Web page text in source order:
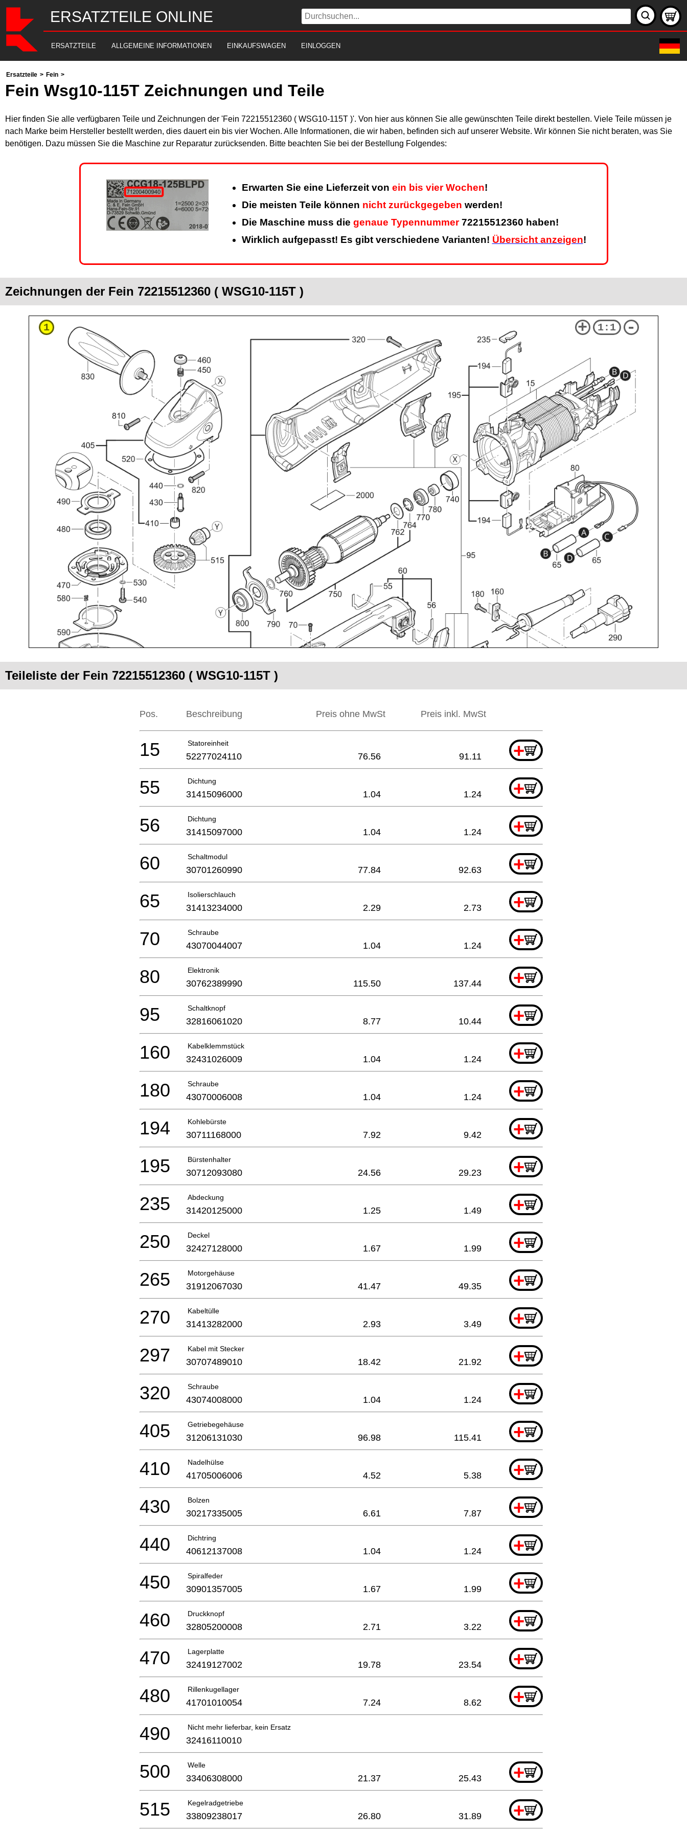
ERSATZTEILE ONLINE
ERSATZTEILE ALLGEMEINE INFORMATIONEN EINKAUFSWAGEN EINLOGGEN
Ersatzteile > Fein >
Fein Wsg10-115T Zeichnungen und Teile
Hier finden Sie alle verfügbaren Teile und Zeichnungen der 'Fein 72215512360 ( WSG10-115T )'. Von hier aus können Sie alle gewünschten Teile direkt bestellen. Viele Teile müssen je
nach Marke beim Hersteller bestellt werden, dies dauert ein bis vier Wochen. Alle Informationen, die wir haben, befinden sich auf unserer Website. Wir können Sie nicht beraten, was Sie
benötigen. Dazu müssen Sie die Maschine zur Reparatur zurücksenden. Bitte beachten Sie bei der Bestellung Folgendes:
Erwarten Sie eine Lieferzeit von ein bis vier Wochen!
Die meisten Teile können nicht zurückgegeben werden!
Die Maschine muss die genaue Typennummer72215512360 haben!
Wirklich aufgepasst! Es gibt verschiedene Varianten! Übersicht anzeigen!
Zeichnungen der Fein 72215512360 ( WSG10-115T )
1 + 1:1 -
Teileliste der Fein 72215512360 ( WSG10-115T )
Pos. Beschreibung Preis ohne MwSt Preis inkl. MwSt
Statoreinheit +
15 52277024110 76.56 91.11
Dichtung +
55 31415096000 1.04 1.24
Dichtung +
56 31415097000 1.04 1.24
Schaltmodul +
60 30701260990 77.84 92.63
Isolierschlauch +
65 31413234000 2.29 2.73
Schraube +
70 43070044007 1.04 1.24
Elektronik +
80 30762389990 115.50 137.44
Schaltknopf +
95 32816061020 8.77 10.44
Kabelklemmstück +
160 32431026009 1.04 1.24
Schraube +
180 43070006008 1.04 1.24
Kohlebürste +
194 30711168000 7.92 9.42
Bürstenhalter +
195 30712093080 24.56 29.23
Abdeckung +
235 31420125000 1.25 1.49
Deckel +
250 32427128000 1.67 1.99
Motorgehäuse +
265 31912067030 41.47 49.35
Kabeltülle +
270 31413282000 2.93 3.49
Kabel mit Stecker +
297 30707489010 18.42 21.92
Schraube +
320 43074008000 1.04 1.24
Getriebegehäuse +
405 31206131030 96.98 115.41
Nadelhülse +
410 41705006006 4.52 5.38
Bolzen +
430 30217335005 6.61 7.87
Dichtring +
440 40612137008 1.04 1.24
Spiralfeder +
450 30901357005 1.67 1.99
Druckknopf +
460 32805200008 2.71 3.22
Lagerplatte +
470 32419127002 19.78 23.54
Rillenkugellager +
480 41701010054 7.24 8.62
Nicht mehr lieferbar, kein Ersatz
490 32416110010
Welle +
500 33406308000 21.37 25.43
Kegelradgetriebe +
515 33809238017 26.80 31.89